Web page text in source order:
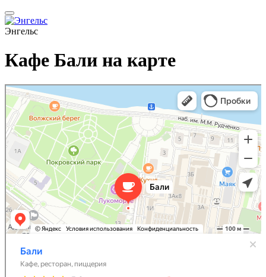
Энгельс
Кафе Бали на карте
Бали
Кафе в Энгельсе
Доставка еды и обедов в Энгельсе